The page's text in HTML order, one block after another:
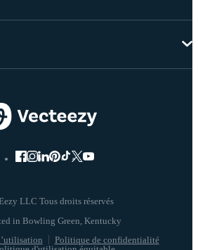
LLC Tous droits réservés
Politique de confidentialité